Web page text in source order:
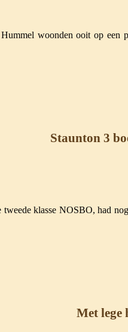
woonden ooit op een
Staunton 3
tweede klasse NOSBO, had
Met lege